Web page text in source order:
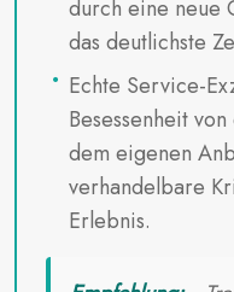
durch eine neue
das deutlichste
Echte Service-
Besessenheit
dem eigenen
verhandelbare
Erlebnis.